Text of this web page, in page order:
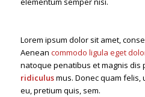
Lorem ipsum dolor sit amet,
Aenean commodo ligula eget
natoque penatibus et magnis dis
ridiculusmus. Donec quam felis,
eu, pretium quis, sem.